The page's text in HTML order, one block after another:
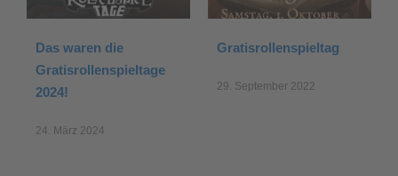
Das waren die
Gratisrollenspieltage
2024!
24. März 2024
Gratisrollenspieltag
29. September 2022